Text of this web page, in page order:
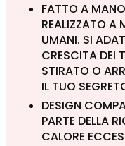
FATTO A MANO
REALIZZATO A
UMANI. SI
CRESCITA DEI
STIRATO O
IL TUO
DESIGN
PARTE DELLA
CALORE